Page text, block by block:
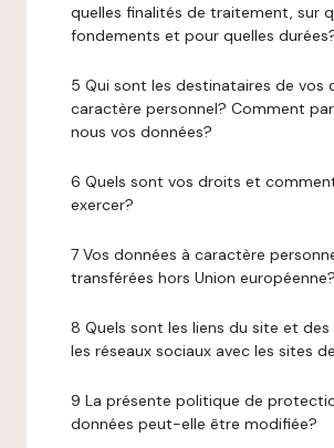
quelles finalités de traitement, sur
fondements et pour quelles
5 Qui sont les destinataires de vos
caractère personnel? Comment
nous vos données?
6 Quels sont vos droits et
exercer?
7 Vos données à caractère
transférées hors Union européenne?
8 Quels sont les liens du site et des
les réseaux sociaux avec les sites
9 La présente politique de
données peut-elle être modifiée?